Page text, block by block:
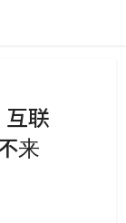
联
来